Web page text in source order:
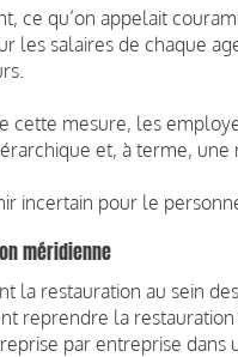
ce qu’on appelait
les salaires de chaque
cette mesure, les
et, à terme, une
incertain pour le
méridienne
la restauration au sein
reprendre la
par entreprise dans